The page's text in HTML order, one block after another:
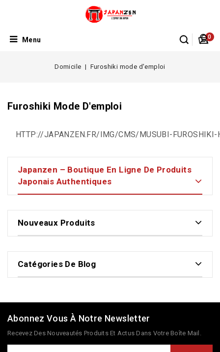
0
Menu
Domicile Furoshiki mode d'emploi
Furoshiki Mode D'emploi
HTTP://JAPANZEN.FR/IMG/CMS/MUSUBI-FUROSHIKI-
Japanzen – Boutique En Ligne De Produits
Japonais Authentiques
Nouveaux Produits
Catégories De Blog
Abonnez Vous À Notre Newsletter
Recevez Des Nouveautés Produits Et Actus Dans Votre Boîte Mail.